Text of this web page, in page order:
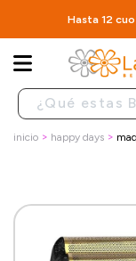
Hasta 12
inicio happy days